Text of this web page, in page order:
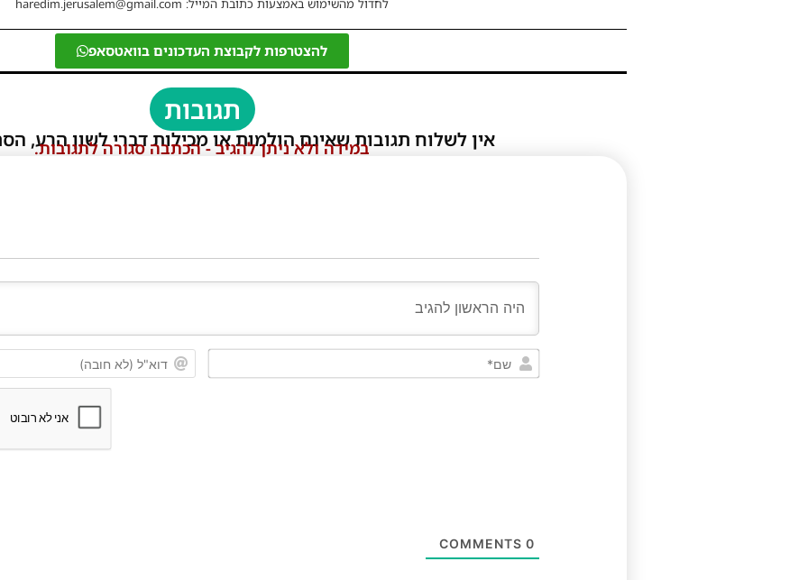
לחדול מהשימוש באמצעות כתובת המייל: haredim.jerusalem@gmail.com
להצטרפות לקבוצת העדכונים בוואטסאפ
תגובות
אין לשלוח תגובות שאינם הולמות או מכילות דברי לשון הרע,
במידה ולא ניתן להגיב - הכתבה סגורה לתגובות.
שם*
0